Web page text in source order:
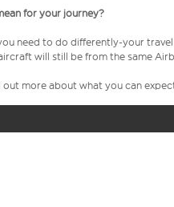
for your journey?
need to do differently-your
will still be from the same
out more about what you can